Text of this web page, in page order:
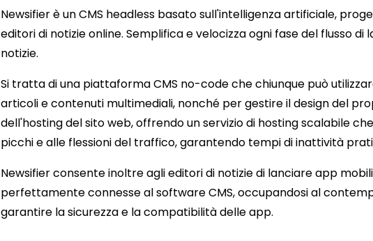
Newsifier è un CMS headless basato sull'intelligenza artificiale,
editori di notizie online. Semplifica e velocizza ogni fase del flusso di
notizie.
Si tratta di una piattaforma CMS no-code che chiunque può
articoli e contenuti multimediali, nonché per gestire il design del
dell'hosting del sito web, offrendo un servizio di hosting scalabile
picchi e alle flessioni del traffico, garantendo tempi di inattività
Newsifier consente inoltre agli editori di notizie di lanciare app
perfettamente connesse al software CMS, occupandosi al
garantire la sicurezza e la compatibilità delle app.